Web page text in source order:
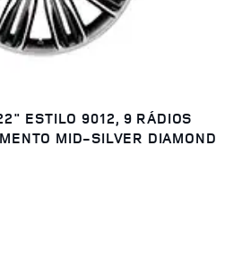
ESTILO 9012, 9 RÁDIOS
MID-SILVER DIAMOND